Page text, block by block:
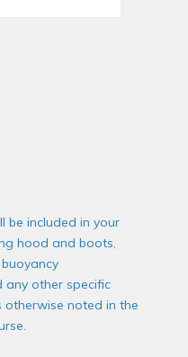
be included in your
hood and boots,
other specific
otherwise noted in the